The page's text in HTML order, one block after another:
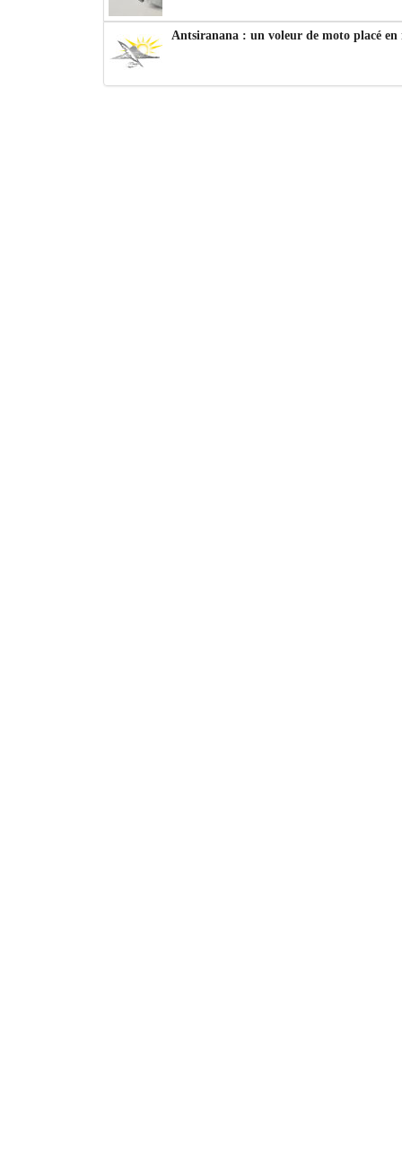
Antsiranana : un voleur de moto placé en